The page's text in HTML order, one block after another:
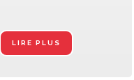
LIRE PLUS